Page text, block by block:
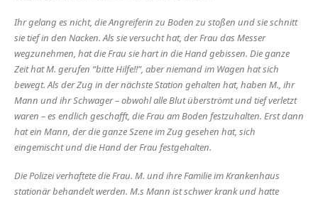
Ihr gelang es nicht, die Angreiferin zu Boden zu stoßen und sie schnitt
sie tief in den Nacken. Als sie versucht hat, der Frau das Messer
wegzunehmen, hat die Frau sie hart in die Hand gebissen. Die ganze
Zeit hat M. gerufen “bitte Hilfe!!”, aber niemand im Wagen hat sich
bewegt. Als der Zug in der nächste Station gehalten hat, haben M., ihr
Mann und ihr Schwager – obwohl alle Blut überströmt und tief verletzt
waren – es endlich geschafft, die Frau am Boden festzuhalten. Erst dann
hat ein Mann, der die ganze Szene im Zug gesehen hat, sich
eingemischt und die Hand der Frau festgehalten.
Die Polizei verhaftete die Frau. M. und ihre Familie im Krankenhaus
stationär behandelt werden. M.s Mann ist schwer krank und hatte